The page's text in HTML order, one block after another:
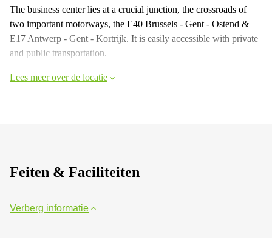
The business center lies at a crucial junction, the crossroads of
two important motorways, the E40 Brussels - Gent - Ostend &
E17 Antwerp - Gent - Kortrijk. It is easily accessible with private
and public transportation.
Lees meer over de locatie
Feiten & Faciliteiten
Verberg informatie